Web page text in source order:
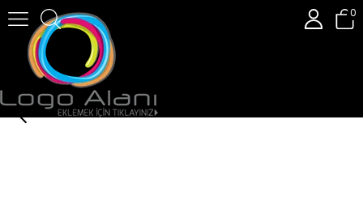
0
Gusse Salome Kadın Hakiki Rugan Deri Günlük Ayakkabı